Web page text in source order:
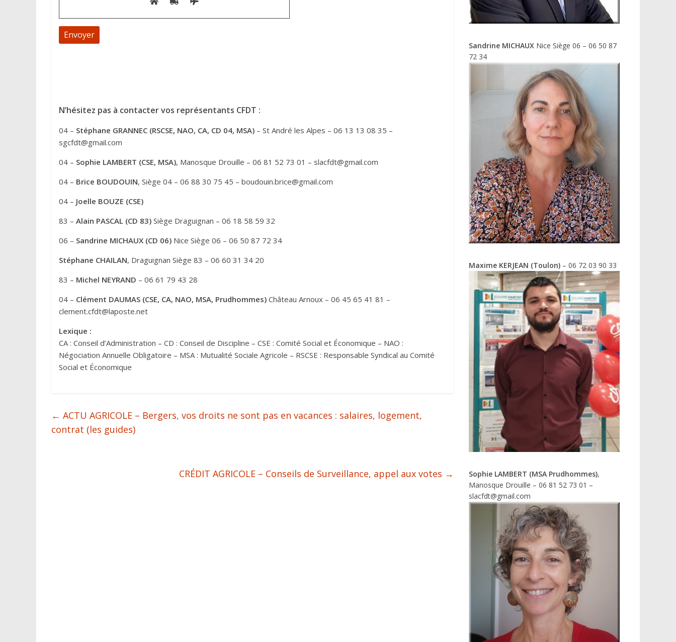
e
n
a
t
v
e
N’hésitez pas à contacter vos représentants CFDT :
04 – Stéphane GRANNEC (RSCSE, NAO, CA, CD 04, MSA) – St André les Alpes – 06 13 13 08 35 –
sgcfdt@gmail.com
04 – Sophie LAMBERT (CSE, MSA), Manosque Drouille – 06 81 52 73 01 – slacfdt@gmail.com
04 – Brice BOUDOUIN, Siège 04 – 06 88 30 75 45 – boudouin.brice@gmail.com
04 – Joelle BOUZE (CSE)
83 – Alain PASCAL (CD 83) Siège Draguignan – 06 18 58 59 32
06 – Sandrine MICHAUX (CD 06) Nice Siège 06 – 06 50 87 72 34
Stéphane CHAILAN, Draguignan Siège 83 – 06 60 31 34 20
83 – Michel NEYRAND – 06 61 79 43 28
04 – Clément DAUMAS (CSE, CA, NAO, MSA, Prudhommes) Château Arnoux – 06 45 65 41 81 –
clement.cfdt@laposte.net
Lexique :
CA : Conseil d’Administration – CD : Conseil de Discipline – CSE : Comité Social et Économique – NAO :
Négociation Annuelle Obligatoire – MSA : Mutualité Sociale Agricole – RSCSE : Responsable Syndical au Comité
Social et Économique
← ACTU AGRICOLE – Bergers, vos droits ne sont pas en vacances : salaires, logement,
contrat (les guides)
CRÉDIT AGRICOLE – Conseils de Surveillance, appel aux votes →
Sandrine MICHAUX Nice Siège 06 – 06 50 87
72 34
Maxime KERJEAN (Toulon) – 06 72 03 90 33
Sophie LAMBERT (MSA Prudhommes),
Manosque Drouille – 06 81 52 73 01 –
slacfdt@gmail.com